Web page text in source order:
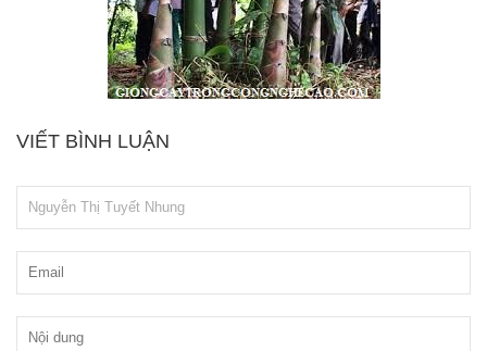
VIẾT BÌNH LUẬN